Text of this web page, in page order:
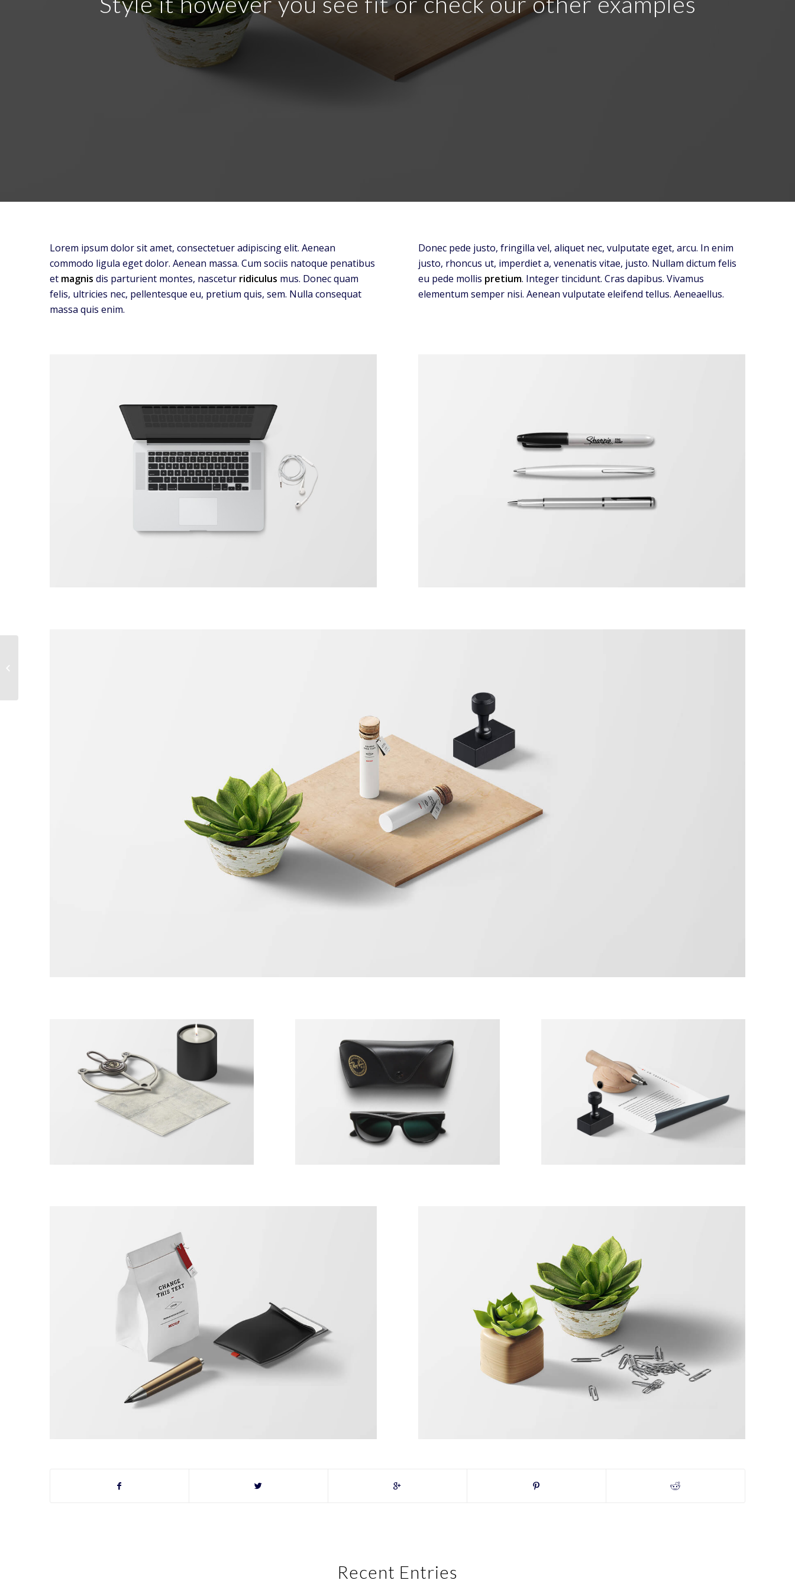
Lorem ipsum dolor sit amet, consectetuer adipiscing elit. Aenean
commodo ligula eget dolor. Aenean massa. Cum sociis natoque penatibus
et magnis dis parturient montes, nascetur ridiculus mus. Donec quam
felis, ultricies nec, pellentesque eu, pretium quis, sem. Nulla consequat
massa quis enim.
Donec pede justo, fringilla vel, aliquet nec, vulputate eget, arcu. In enim
justo, rhoncus ut, imperdiet a, venenatis vitae, justo. Nullam dictum felis
eu pede mollis pretium. Integer tincidunt. Cras dapibus. Vivamus
elementum semper nisi. Aenean vulputate eleifend tellus. Aeneaellus.
Recent Entries